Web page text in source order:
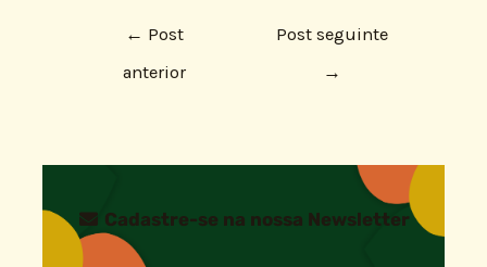
← Post
anterior
Post seguinte
→
Cadastre-se na nossa Newsletter